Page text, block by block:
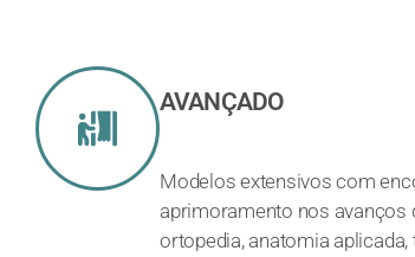
AVANÇADO
Modelos extensivos com
aprimoramento nos avanços
ortopedia, anatomia